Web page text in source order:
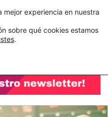
C&A México completa la implementación de su WMS en la nube
mejor experiencia en nuestra
sobre qué cookies estamos
.